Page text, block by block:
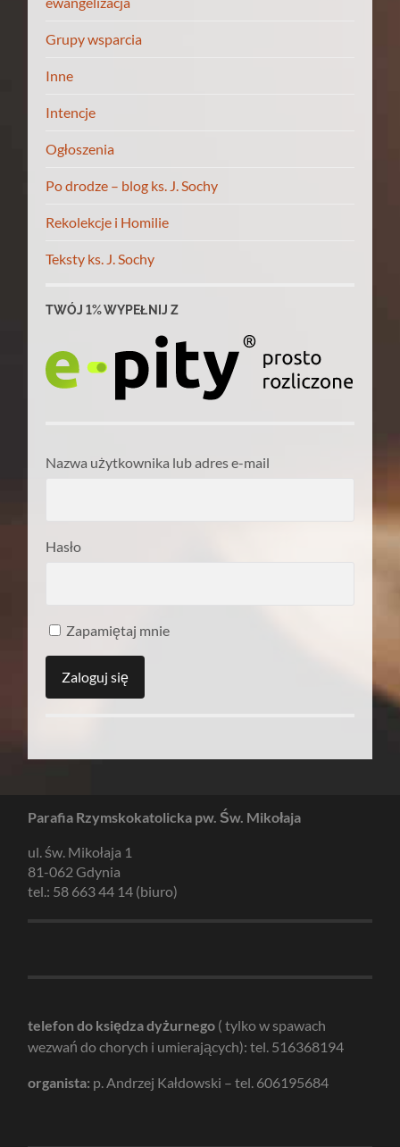
Grupy wsparcia
Inne
Intencje
Ogłoszenia
Po drodze – blog ks. J. Sochy
Rekolekcje i Homilie
Teksty ks. J. Sochy
TWÓJ 1% WYPEŁNIJ Z
Nazwa użytkownika lub adres e-mail
Hasło
Zapamiętaj mnie
Parafia Rzymskokatolicka pw. Św. Mikołaja
ul. św. Mikołaja 1
81-062 Gdynia
tel.: 58 663 44 14 (biuro)
telefon do księdza dyżurnego ( tylko w spawach
wezwań do chorych i umierających): tel. 516368194
organista: p. Andrzej Kałdowski – tel. 606195684